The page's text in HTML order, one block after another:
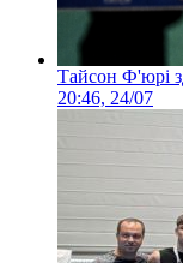
Тайсон Ф'юрі
20:46, 24/07